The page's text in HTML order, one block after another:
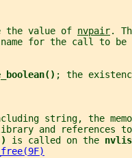
the value of
nvpair.
for the call to be
; the
string, the
and references
is called on the